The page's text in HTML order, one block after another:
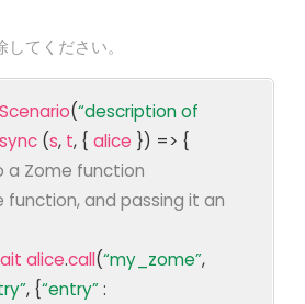
てください。
(“description of
(s, t, {alice }) => {
a Zome function
and passing it an
alice.call(“my_zome”,
, {“entry”: